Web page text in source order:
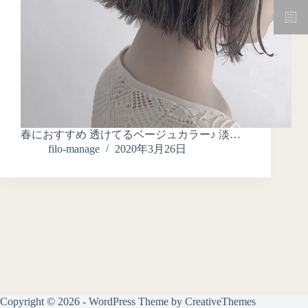
春におすすめ 透けてるベージュカラー♪ 淡…
filo-manage
2020年3月26日
Copyright © 2026 - WordPress Theme by CreativeThemes